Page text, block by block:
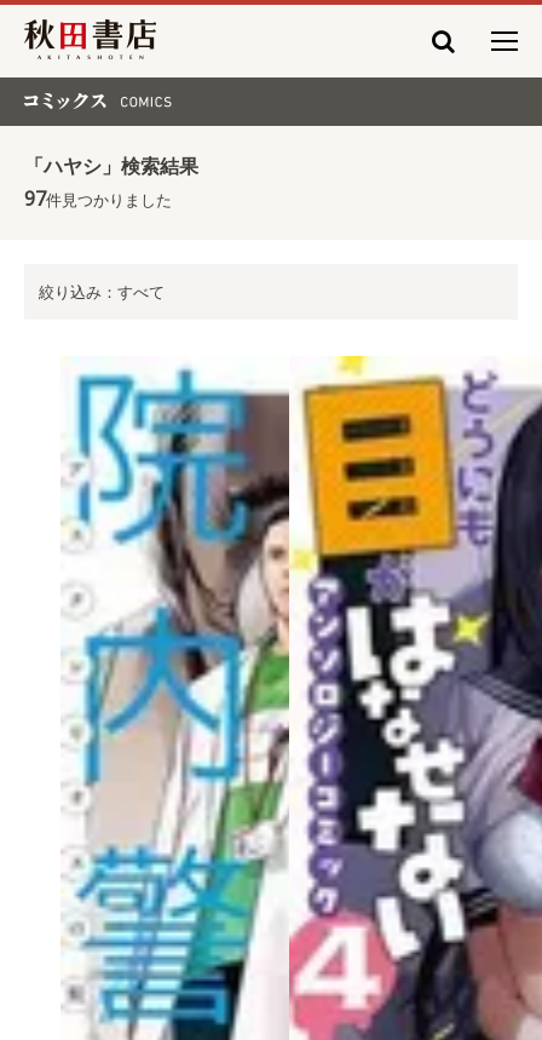
秋田書店
「ハヤシ」検索結果
97件見つかりました
絞り込み：すべて